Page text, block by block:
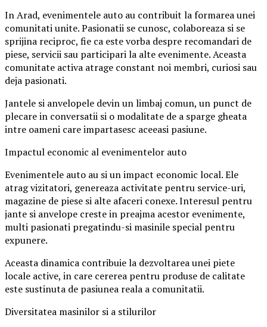
In Arad, evenimentele auto au contribuit la formarea unei
comunitati unite. Pasionatii se cunosc, colaboreaza si se
sprijina reciproc, fie ca este vorba despre recomandari de
piese, servicii sau participari la alte evenimente. Aceasta
comunitate activa atrage constant noi membri, curiosi sau
deja pasionati.
Jantele si anvelopele devin un limbaj comun, un punct de
plecare in conversatii si o modalitate de a sparge gheata
intre oameni care impartasesc aceeasi pasiune.
Impactul economic al evenimentelor auto
Evenimentele auto au si un impact economic local. Ele
atrag vizitatori, genereaza activitate pentru service-uri,
magazine de piese si alte afaceri conexe. Interesul pentru
jante si anvelope creste in preajma acestor evenimente,
multi pasionati pregatindu-si masinile special pentru
expunere.
Aceasta dinamica contribuie la dezvoltarea unei piete
locale active, in care cererea pentru produse de calitate
este sustinuta de pasiunea reala a comunitatii.
Diversitatea masinilor si a stilurilor